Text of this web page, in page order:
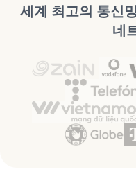
세계 최고의 통신
네